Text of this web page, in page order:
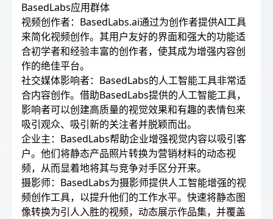
BasedLabs应用群体
视频创作者：BasedLabs.ai通过为创作者提供AI工具
来简化视频创作。其用户友好的界面和强大的功能适
合初学者和经验丰富的创作者，使其成为增强内容创
作的绝佳平台。
社交媒体影响者：BasedLabs的人工智能工具非常适
合内容创作。借助BasedLabs提供的人工智能工具，
影响者可以创建高质量的视觉效果和有趣的表情包来
吸引观众、吸引新的关注者并脱颖而出。
企业主：BasedLabs帮助企业增强视觉内容以吸引客
户。他们将静态产品照片转换为营销材料的动态视
频，从而显着地将其与竞争对手区分开来。
摄影师：BasedLabs为摄影师提供人工智能增强的视
频创作工具，以提升他们的工作水平。快速将静态图
像转换为引人入胜的视频，动态展示作品集，并覆盖